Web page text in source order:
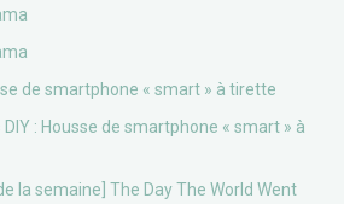
de smartphone « smart » à tirette
DIY : Housse de smartphone « smart » à
la semaine] The Day The World Went